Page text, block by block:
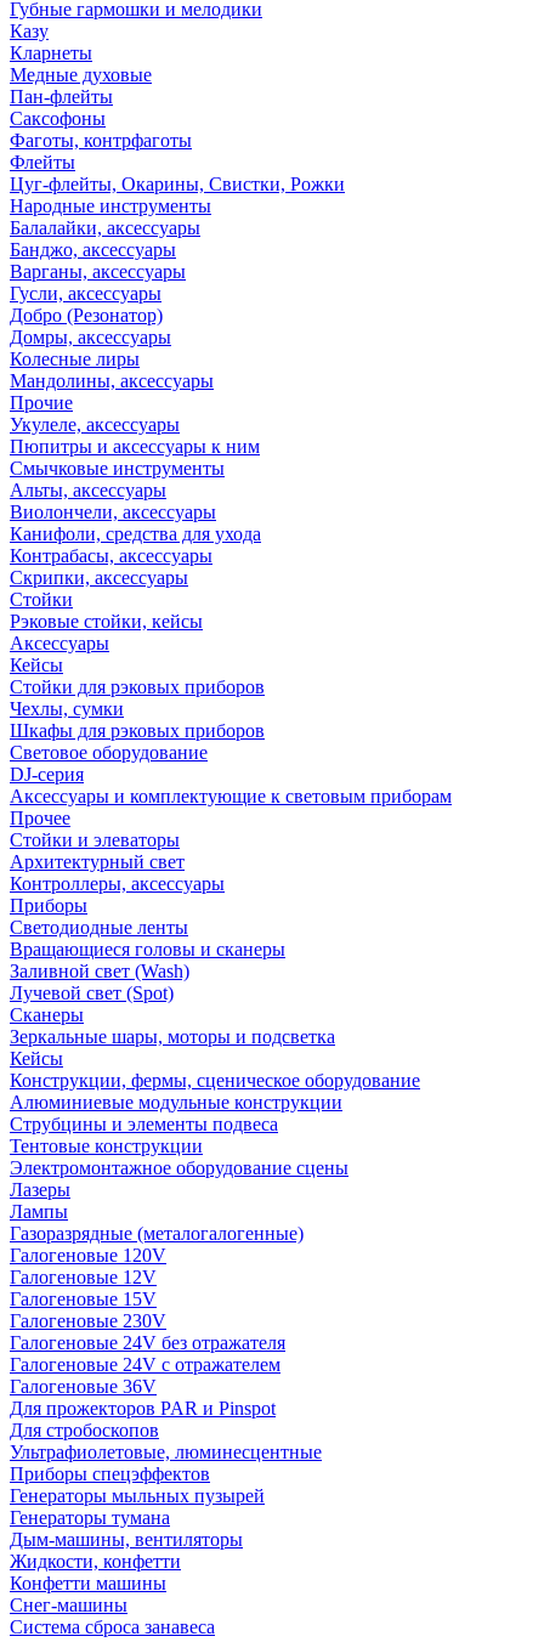
Губные гармошки и мелодики
Казу
Кларнеты
Медные духовые
Пан-флейты
Саксофоны
Фаготы, контрфаготы
Флейты
Цуг-флейты, Окарины, Свистки, Рожки
Народные инструменты
Балалайки, аксессуары
Банджо, аксессуары
Варганы, аксессуары
Гусли, аксессуары
Добро (Резонатор)
Домры, аксессуары
Колесные лиры
Мандолины, аксессуары
Прочие
Укулеле, аксессуары
Пюпитры и аксессуары к ним
Смычковые инструменты
Альты, аксессуары
Виолончели, аксессуары
Канифоли, средства для ухода
Контрабасы, аксессуары
Скрипки, аксессуары
Стойки
Рэковые стойки, кейсы
Аксессуары
Кейсы
Стойки для рэковых приборов
Чехлы, сумки
Шкафы для рэковых приборов
Световое оборудование
DJ-серия
Аксессуары и комплектующие к световым приборам
Прочее
Стойки и элеваторы
Архитектурный свет
Контроллеры, аксессуары
Приборы
Светодиодные ленты
Вращающиеся головы и сканеры
Заливной свет (Wash)
Лучевой свет (Spot)
Сканеры
Зеркальные шары, моторы и подсветка
Кейсы
Конструкции, фермы, сценическое оборудование
Алюминиевые модульные конструкции
Струбцины и элементы подвеса
Тентовые конструкции
Электромонтажное оборудование сцены
Лазеры
Лампы
Газоразрядные (металогалогенные)
Галогеновые 120V
Галогеновые 12V
Галогеновые 15V
Галогеновые 230V
Галогеновые 24V без отражателя
Галогеновые 24V с отражателем
Галогеновые 36V
Для прожекторов PAR и Pinspot
Для стробоскопов
Ультрафиолетовые, люминесцентные
Приборы спецэффектов
Генераторы мыльных пузырей
Генераторы тумана
Дым-машины, вентиляторы
Жидкости, конфетти
Конфетти машины
Снег-машины
Система сброса занавеса